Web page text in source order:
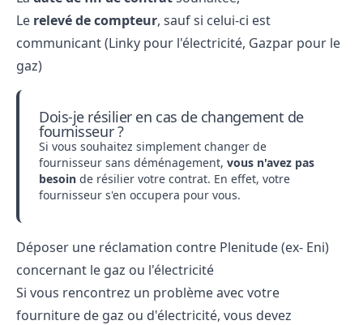
Le relevé de compteur, sauf si celui-ci est
communicant (Linky pour l'électricité, Gazpar pour le
gaz)
Dois-je résilier en cas de changement de
fournisseur ?
Si vous souhaitez simplement changer de
fournisseur sans déménagement, vous n'avez pas
besoin de résilier votre contrat. En effet, votre
fournisseur s'en occupera pour vous.
Déposer une réclamation contre Plenitude (ex- Eni)
concernant le gaz ou l'électricité
Si vous rencontrez un problème avec votre
fourniture de gaz ou d'électricité, vous devez